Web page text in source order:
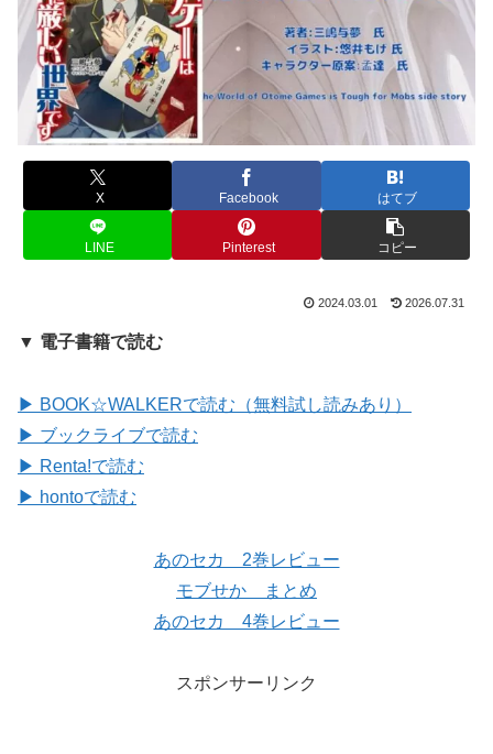
X Facebook はてブ
LINE Pinterest コピー
2024.03.01 2026.07.31
▼ 電子書籍で読む
▶ BOOK☆WALKERで読む（無料試し読みあり）
▶ ブックライブで読む
▶ Renta!で読む
▶ hontoで読む
あのセカ 2巻レビュー
モブせか まとめ
あのセカ 4巻レビュー
スポンサーリンク